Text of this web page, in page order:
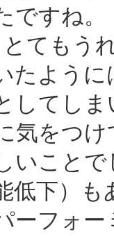
ですね。
とてもう
たよう
してし
気をつ
いこと
低下）
ーフォ